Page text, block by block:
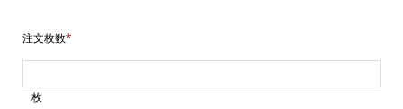
注文枚数*
枚